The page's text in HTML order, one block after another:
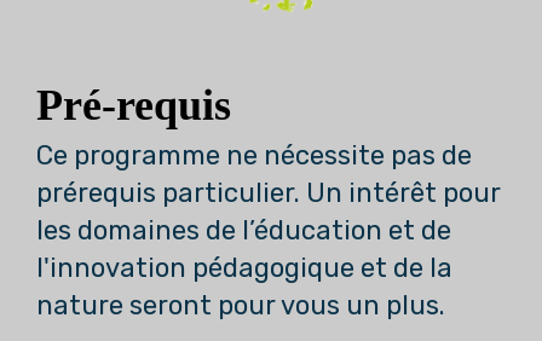
Pré-requis
Ce programme ne nécessite pas de
prérequis particulier. Un intérêt pour
les domaines de l’éducation et de
l'innovation pédagogique et de la
nature seront pour vous un plus.